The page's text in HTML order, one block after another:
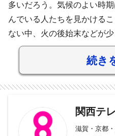
多いだろう。気候のよい時
んでいる人たちを見かける
ない中、火の後始末などが
続き
関西テ
滋賀・京都